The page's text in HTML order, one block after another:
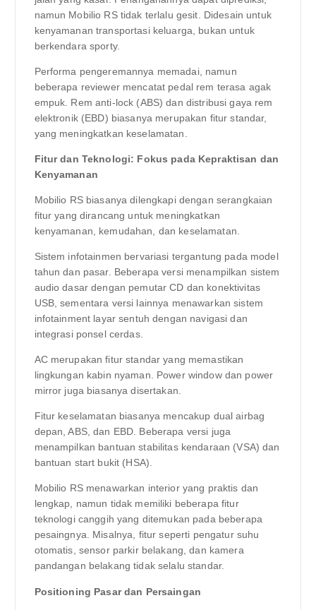
namun Mobilio RS tidak terlalu gesit. Didesain untuk
kenyamanan transportasi keluarga, bukan untuk
berkendara sporty.
Performa pengeremannya memadai, namun
beberapa reviewer mencatat pedal rem terasa agak
empuk. Rem anti-lock (ABS) dan distribusi gaya rem
elektronik (EBD) biasanya merupakan fitur standar,
yang meningkatkan keselamatan.
Fitur dan Teknologi: Fokus pada Kepraktisan dan
Kenyamanan
Mobilio RS biasanya dilengkapi dengan serangkaian
fitur yang dirancang untuk meningkatkan
kenyamanan, kemudahan, dan keselamatan.
Sistem infotainmen bervariasi tergantung pada model
tahun dan pasar. Beberapa versi menampilkan sistem
audio dasar dengan pemutar CD dan konektivitas
USB, sementara versi lainnya menawarkan sistem
infotainment layar sentuh dengan navigasi dan
integrasi ponsel cerdas.
AC merupakan fitur standar yang memastikan
lingkungan kabin nyaman. Power window dan power
mirror juga biasanya disertakan.
Fitur keselamatan biasanya mencakup dual airbag
depan, ABS, dan EBD. Beberapa versi juga
menampilkan bantuan stabilitas kendaraan (VSA) dan
bantuan start bukit (HSA).
Mobilio RS menawarkan interior yang praktis dan
lengkap, namun tidak memiliki beberapa fitur
teknologi canggih yang ditemukan pada beberapa
pesaingnya. Misalnya, fitur seperti pengatur suhu
otomatis, sensor parkir belakang, dan kamera
pandangan belakang tidak selalu standar.
Positioning Pasar dan Persaingan